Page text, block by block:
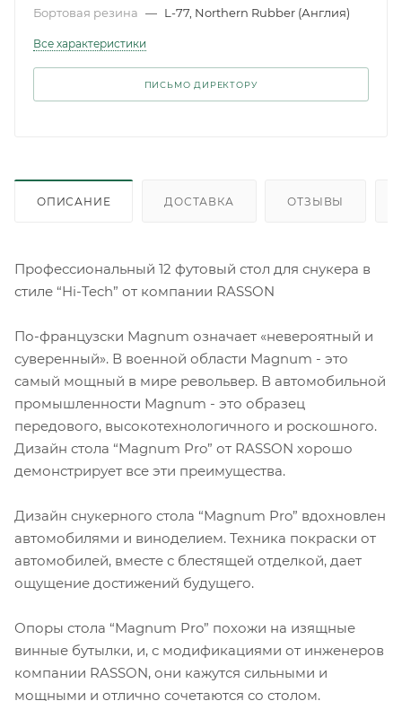
Бортовая резина — L-77, Northern Rubber (Англия)
Все характеристики
ПИСЬМО ДИРЕКТОРУ
ОПИСАНИЕ ДОСТАВКА ОТЗЫВЫ
Профессиональный 12 футовый стол для снукера в
стиле “Hi-Tech” от компании RASSON
По-французски Magnum означает «невероятный и
суверенный». В военной области Magnum - это
самый мощный в мире револьвер. В автомобильной
промышленности Magnum - это образец
передового, высокотехнологичного и роскошного.
Дизайн стола “Magnum Pro” от RASSON хорошо
демонстрирует все эти преимущества.
Дизайн снукерного стола “Magnum Pro” вдохновлен
автомобилями и виноделием. Техника покраски от
автомобилей, вместе с блестящей отделкой, дает
ощущение достижений будущего.
Опоры стола “Magnum Pro” похожи на изящные
винные бутылки, и, с модификациями от инженеров
компании RASSON, они кажутся сильными и
мощными и отлично сочетаются со столом.